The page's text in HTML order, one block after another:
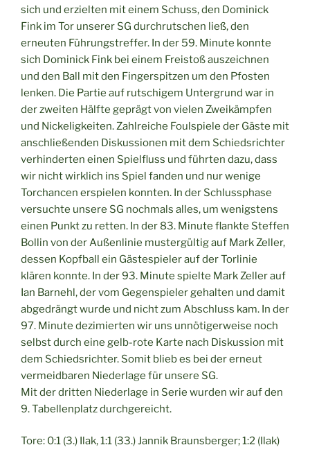
sich und erzielten mit einem Schuss, den Dominick
Fink im Tor unserer SG durchrutschen ließ, den
erneuten Führungstreffer. In der 59. Minute konnte
sich Dominick Fink bei einem Freistoß auszeichnen
und den Ball mit den Fingerspitzen um den Pfosten
lenken. Die Partie auf rutschigem Untergrund war in
der zweiten Hälfte geprägt von vielen Zweikämpfen
und Nickeligkeiten. Zahlreiche Foulspiele der Gäste mit
anschließenden Diskussionen mit dem Schiedsrichter
verhinderten einen Spielfluss und führten dazu, dass
wir nicht wirklich ins Spiel fanden und nur wenige
Torchancen erspielen konnten. In der Schlussphase
versuchte unsere SG nochmals alles, um wenigstens
einen Punkt zu retten. In der 83. Minute flankte Steffen
Bollin von der Außenlinie mustergültig auf Mark Zeller,
dessen Kopfball ein Gästespieler auf der Torlinie
klären konnte. In der 93. Minute spielte Mark Zeller auf
Ian Barnehl, der vom Gegenspieler gehalten und damit
abgedrängt wurde und nicht zum Abschluss kam. In der
97. Minute dezimierten wir uns unnötigerweise noch
selbst durch eine gelb-rote Karte nach Diskussion mit
dem Schiedsrichter. Somit blieb es bei der erneut
vermeidbaren Niederlage für unsere SG.
Mit der dritten Niederlage in Serie wurden wir auf den
9. Tabellenplatz durchgereicht.
Tore: 0:1 (3.) Ilak, 1:1 (33.) Jannik Braunsberger; 1:2 (Ilak)